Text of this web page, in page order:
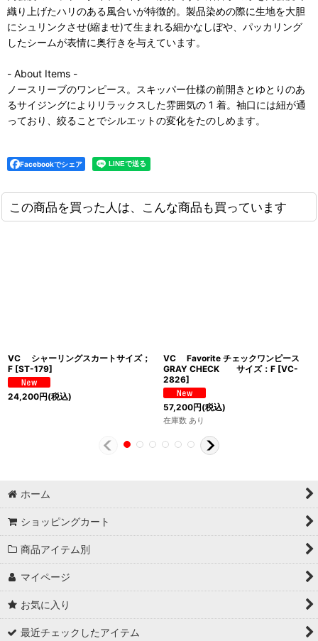
織り上げたハリのある風合いが特徴的。製品染めの際に生地を大胆
にシュリンクさせ(縮ませ)て生まれる細かなしぼや、パッカリング
したシームが表情に奥行きを与えています。
- About Items -
ノースリーブのワンピース。スキッパー仕様の前開きとゆとりのあ
るサイジングによりリラックスした雰囲気の 1 着。袖口には紐が通
っており、絞ることでシルエットの変化をたのしめます。
Facebookでシェア
この商品を買った人は、こんな商品も買っています
VC シャーリングスカートサイズ；
F [ST-179]
24,200円(税込)
VC Favorite チェックワンピース
GRAY CHECK サイズ：F [VC-
2826]
57,200円(税込)
在庫数 あり
ホーム
ショッピングカート
商品アイテム別
マイページ
お気に入り
最近チェックしたアイテム